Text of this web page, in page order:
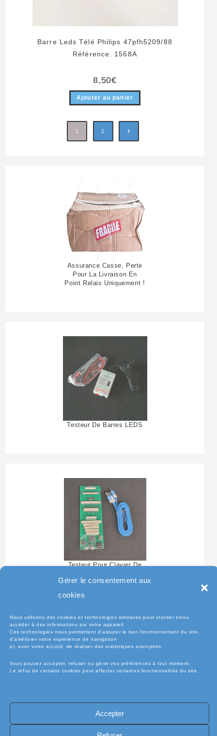
Gérer le consentement aux
cookies
Nous utilisons des cookies et technologies similaires pour stocker et/ou
accéder à des informations sur votre appareil.
Ces technologies nous permettent d’assurer le bon fonctionnement du site,
d’améliorer votre expérience de navigation
et, avec votre accord, de réaliser des statistiques anonymes.
Vous pouvez accepter, refuser ou gérer vos préférences à tout moment.
Le refus de certains cookies peut affecter certaines fonctionnalités du site.
Accepter
Barre Leds Télé Philips 47pfh5209/88
Référence: 1568A
8,50€
Ajouter au panier
1 2
Assurance Casse, Perte
Pour La Livraison En
Point Relais Uniquement !
Testeur De Barres LEDS
Testeur Pour Clavier De
🧾Conditions Générales de Vente (CGV)
🧾 Mentions légales
🔐 Politique de confidentialité
🔐 Exercer mes droits RGPD
🍪 Politique de cookies (UE)
📦Livraisons et retours